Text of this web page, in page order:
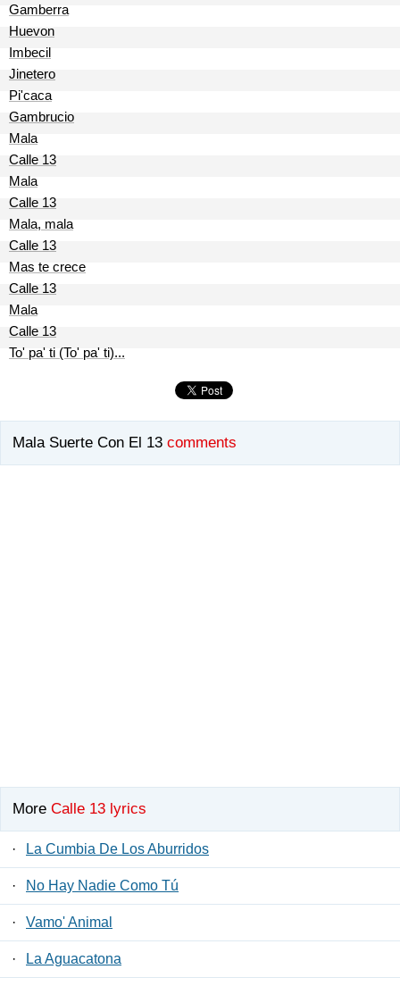
Gamberra
Huevon
Imbecil
Jinetero
Pi'caca
Gambrucio
Mala
Calle 13
Mala
Calle 13
Mala, mala
Calle 13
Mas te crece
Calle 13
Mala
Calle 13
To' pa' ti (To' pa' ti)...
Mala Suerte Con El 13 comments
More Calle 13 lyrics
· La Cumbia De Los Aburridos
· No Hay Nadie Como Tú
· Vamo' Animal
· La Aguacatona